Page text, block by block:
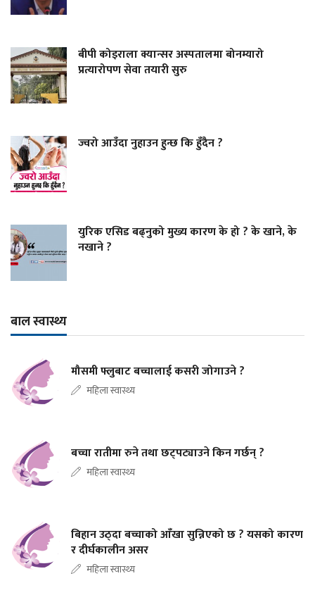
बीपी कोइराला क्यान्सर अस्पतालमा बोनम्यारो
प्रत्यारोपण सेवा तयारी सुरु
ज्वरो आउँदा नुहाउन हुन्छ कि हुँदैन ?
युरिक एसिड बढ्नुको मुख्य कारण के हो ? के खाने, के
नखाने ?
बाल स्वास्थ्य
मौसमी फ्लुबाट बच्चालाई कसरी जोगाउने ?
महिला स्वास्थ्य
बच्चा रातीमा रुने तथा छट्पट्याउने किन गर्छन् ?
महिला स्वास्थ्य
बिहान उठ्दा बच्चाको आँखा सुन्निएको छ ? यसको कारण
र दीर्घकालीन असर
महिला स्वास्थ्य